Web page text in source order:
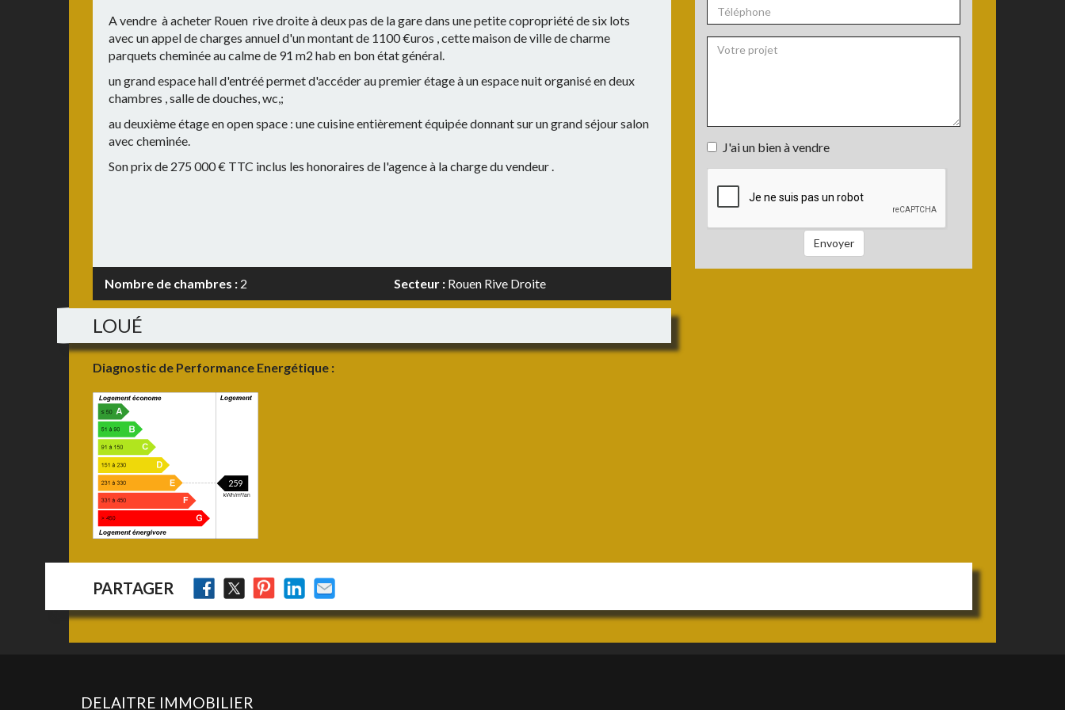
A vendre à acheter Rouen rive droite à deux pas de la garedans une petite copropriété de six lots
avec un appel de charges annuel d'un montant de 1100 €uros , cette maison de ville de charme
parquets cheminée au calme de 91 m2 hab en bon état général.
un grand espace hall d'entréé permet d'accéder au premier étage à un espace nuit organisé en deux
chambres , salle de douches, wc,;
au deuxième étage en open space : une cuisine entièrement équipée donnant sur un grand séjour salon
avec cheminée.
Son prix de 275 000 € TTC inclus les honoraires de l'agence à la charge du vendeur .
Nombre de chambres : 2 Secteur : Rouen Rive Droite
LOUÉ
Diagnostic de Performance Energétique :
259
*
Téléphone
projet
:
J'ai un bien à vendre
un
Envoyer
PARTAGER
DELAITRE IMMOBILIER